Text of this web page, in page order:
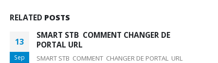
RELATED POSTS
13
Sep
SMART STB COMMENT CHANGER DE
PORTAL URL
SMART STB COMMENT CHANGER DE PORTAL URL